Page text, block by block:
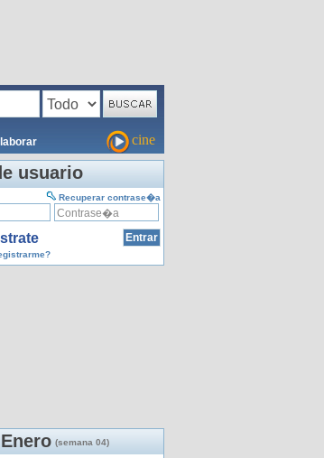
cine
usuario
Recuperar contrase�a
(semana 04)